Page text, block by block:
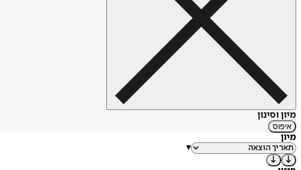
מיון וסינון
איפוס
מיון
▾